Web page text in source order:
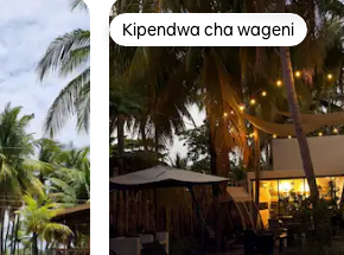
86
Kipendwa cha wageni
Kipendwa cha wageni